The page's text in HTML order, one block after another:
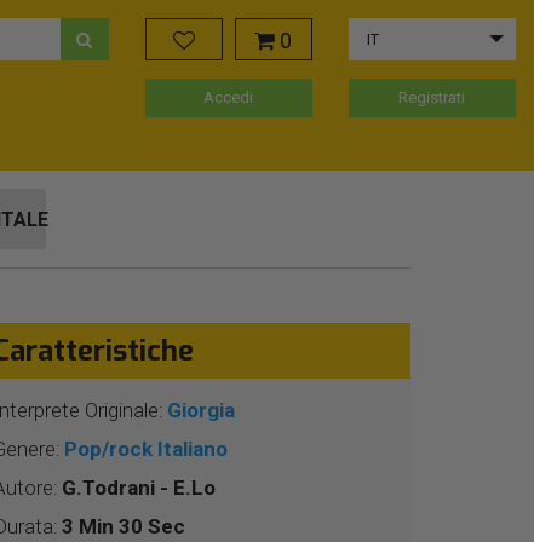
0 IT
Accedi Registrati
Originale: Giorgia
Pop/rock Italiano
G.Todrani - E.Lo
3 Min 30 Sec